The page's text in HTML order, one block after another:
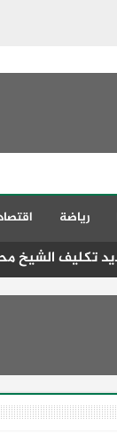
رياضة
مجدي عوض